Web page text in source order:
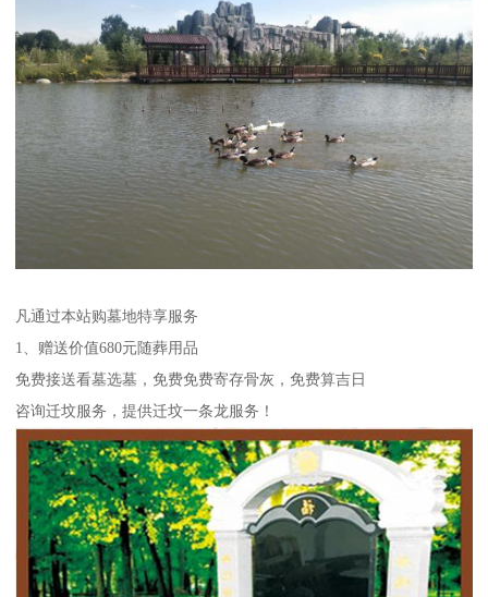
凡通过本站购墓地特享服务
1、赠送价值680元随葬用品
免费接送看墓选墓，免费免费寄存骨灰，免费算吉日
咨询迁坟服务，提供迁坟一条龙服务！